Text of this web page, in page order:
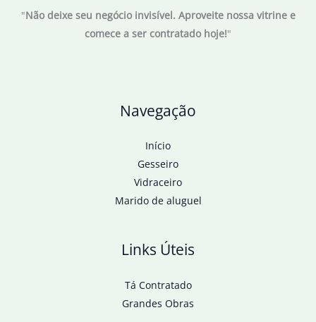
paga
"Não deixe seu negócio invisível. Aproveite nossa vitrine e
comece a ser contratado hoje!"
Navegação
Início
Gesseiro
Vidraceiro
Marido de aluguel
Links Úteis
Tá Contratado
Grandes Obras